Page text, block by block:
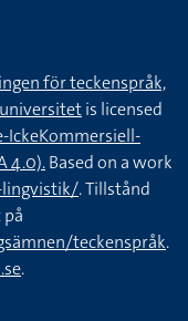
för teckenspråk,
is licensed
IckeKommersiell-
4.0).Based on a work
. Tillstånd
teckenspråk.
.